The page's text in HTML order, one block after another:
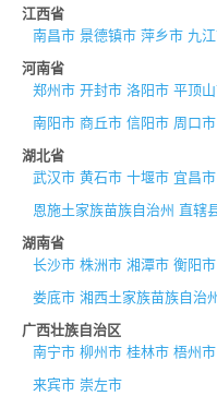
江西省
南昌市 景德镇市 萍乡市 九
河南省
郑州市 开封市 洛阳市 平顶
南阳市 商丘市 信阳市 周口市
湖北省
武汉市 黄石市 十堰市 宜昌市
恩施土家族苗族自治州 直辖
湖南省
长沙市 株洲市 湘潭市 衡阳市
娄底市 湘西土家族苗族自治州
广西壮族自治区
南宁市 柳州市 桂林市 梧州市
来宾市 崇左市